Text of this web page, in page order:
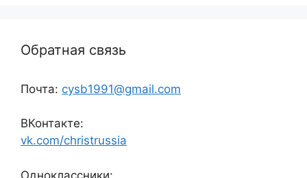
Обратная связь
Почта: cysb1991@gmail.com
ВКонтакте:
vk.com/christrussia
Одноклассники: